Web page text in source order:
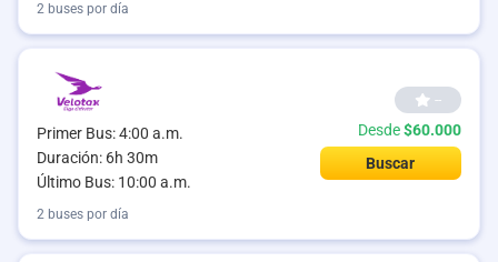
2 buses por día
Primer Bus: 4:00 a.m.
Duración: 6h 30m
Último Bus: 10:00 a.m.
--
Desde$60.000
Buscar
2 buses por día